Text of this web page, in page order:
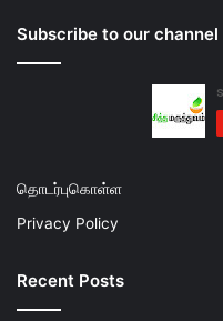
Subscribe to our channel
தொடர்புகொள்ள
Privacy Policy
Recent Posts